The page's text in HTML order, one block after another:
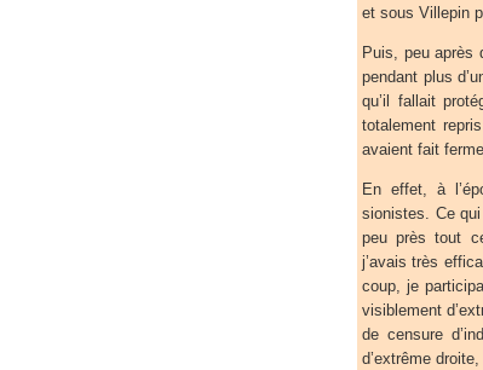
et sous Villepin
Puis, peu après
pendant plus
qu’il fallait
totalement
avaient fait
En effet, à
sionistes. Ce
peu près tout
j’avais très
coup, je
visiblement
de censure
d’extrême